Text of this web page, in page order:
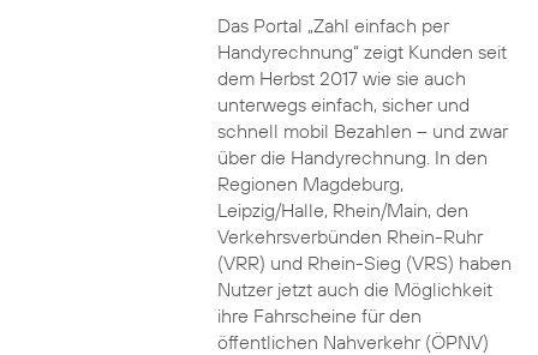
Das Portal „Zahl einfach per
Handyrechnung“ zeigt Kunden seit
dem Herbst 2017 wie sie auch
unterwegs einfach, sicher und
schnell mobil Bezahlen – und zwar
über die Handyrechnung. In den
Regionen Magdeburg,
Leipzig/Halle, Rhein/Main, den
Verkehrsverbünden Rhein-Ruhr
(VRR) und Rhein-Sieg (VRS) haben
Nutzer jetzt auch die Möglichkeit
ihre Fahrscheine für den
öffentlichen Nahverkehr (ÖPNV)